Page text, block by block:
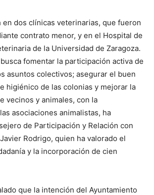
en dos clínicas veterinarias, que fueron
contrato menor, y en el Hospital de
de la Universidad de Zaragoza.
fomentar la participación activa de
asuntos colectivos; asegurar el buen
higiénico de las colonias y mejorar la
vecinos y animales, con la
asociaciones animalistas, ha
de Participación y Relación con
Rodrigo, quien ha valorado el
y la incorporación de cien
que la intención del Ayuntamiento